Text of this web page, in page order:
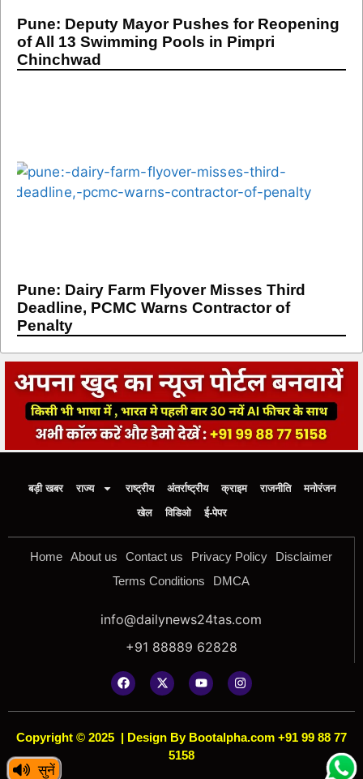
सुनें
Pune: Deputy Mayor Pushes for Reopening
of All 13 Swimming Pools in Pimpri
Chinchwad
Pune: Dairy Farm Flyover Misses Third
Deadline, PCMC Warns Contractor of
Penalty
बड़ी खबर राज्य राष्ट्रीय अंतर्राष्ट्रीय क्राइम राजनीति
मनोरंजन
खेल
विडिओ ई-पेपर
Home About us Contact us Privacy Policy
Disclaimer
Terms Conditions
DMCA
info@dailynews24tas.com
+91 88889 62828
Copyright © 2025 | Design By Bootalpha.com +91 99 88 77
5158